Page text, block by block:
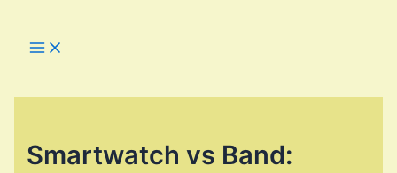
Main
Menu
Smartwatch vs Band: